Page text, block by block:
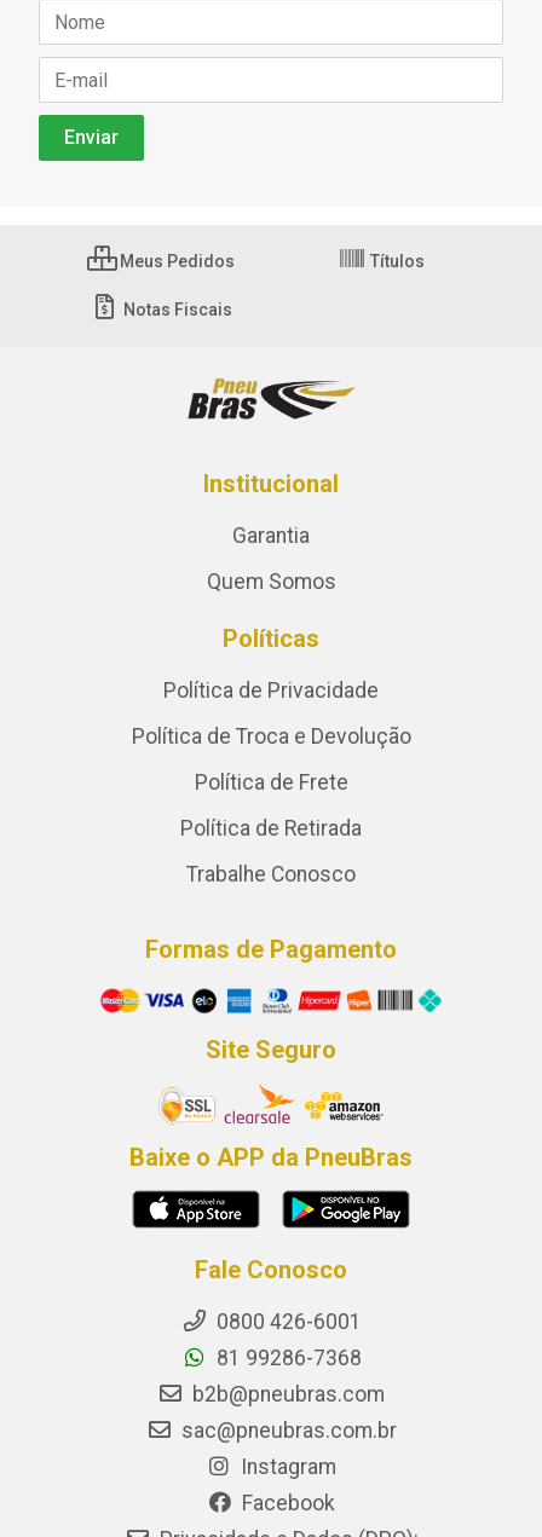
Meus Pedidos Títulos
Notas Fiscais
Institucional
Garantia
Quem Somos
Políticas
Política de Privacidade
Política de Troca e Devolução
Política de Frete
Política de Retirada
Trabalhe Conosco
Formas de Pagamento
Site Seguro
Baixe o APP da PneuBras
Fale Conosco
0800 426-6001
81 99286-7368
b2b@pneubras.com
sac@pneubras.com.br
Instagram
Facebook